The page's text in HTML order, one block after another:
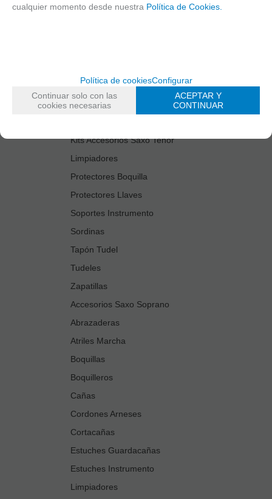
Cañas
Estuches Guardacañas
Estuches Instrumento
Kits Accesorios Saxo Tenor
Limpiadores
Protectores Boquilla
Protectores Llaves
Soportes Instrumento
Sordinas
Tapón Tudel
Tudeles
Zapatillas
Accesorios Saxo Soprano
Abrazaderas
Atriles Marcha
Boquillas
Boquilleros
Cañas
Cordones Arneses
Cortacañas
Estuches Guardacañas
Estuches Instrumento
Limpiadores
cualquier momento desde nuestra Política de Cookies.
Política de cookiesConfigurar
Continuar solo con las
cookies necesarias
ACEPTAR Y
CONTINUAR